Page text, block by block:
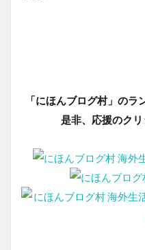
「にほんブログ村」のラ
是非、応援のクリ